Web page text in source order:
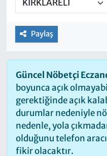
Paylaş
Güncel Nöbetçi
boyunca açık
gerektiğinde açık
durumlar nedeniyle
nedenle, yola
olduğunu telefon
fikir olacaktır.